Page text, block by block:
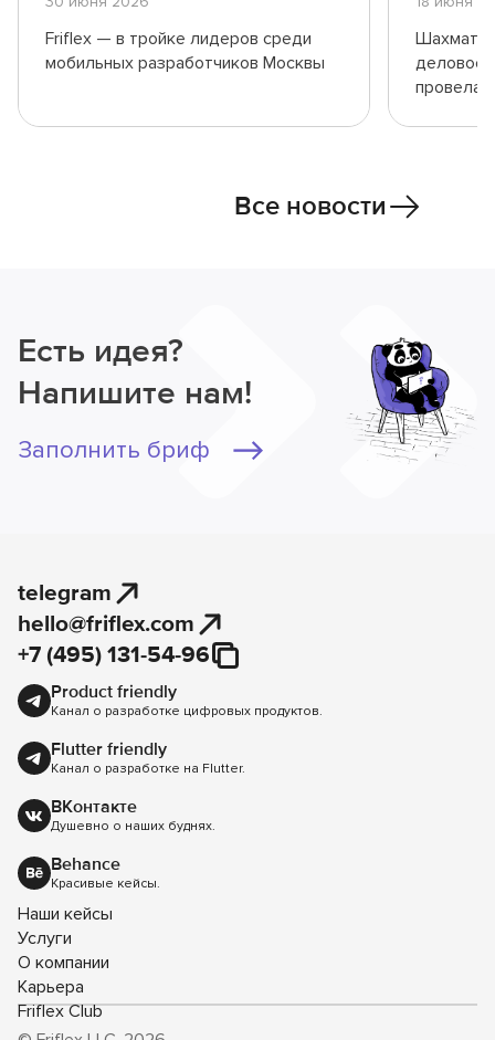
Friflex — в тройке лидеров среди
мобильных разработчиков Москвы
деловое
провела
Все новости
Есть идея?
Напишите нам!
Заполнить бриф
telegram
hello@friflex.com
+7 (495) 131-54-96
Наши кейсы
Услуги
О компании
Карьера
Friflex Club
Product friendly
Канал о разработке цифровых продуктов.
Flutter friendly
Канал о разработке на Flutter.
ВКонтакте
Душевно о наших буднях.
Behance
Красивые кейсы.